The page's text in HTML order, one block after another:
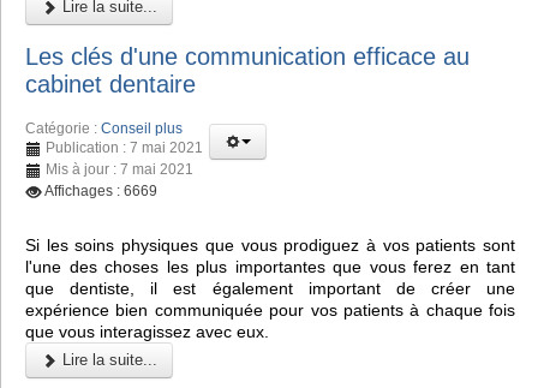
Lire la suite...
Les clés d'une communication efficace au
cabinet dentaire
Catégorie : Conseil plus
Publication : 7 mai 2021
Mis à jour : 7 mai 2021
Affichages : 6669
Si les soins physiques que vous prodiguez à vos patients sont
l'une des choses les plus importantes que vous ferez en tant
que dentiste, il est également important de créer une
expérience bien communiquée pour vos patients à chaque fois
que vous interagissez avec eux.
Lire la suite...